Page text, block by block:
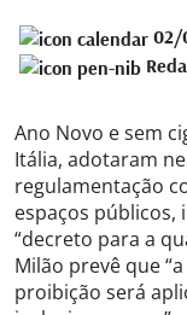
02/
Ano Novo e sem
Itália, adotaram
regulamentação
espaços públicos,
“decreto para a
Milão prevê que
proibição será